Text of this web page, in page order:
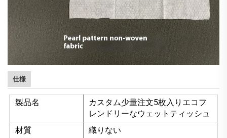
仕様
製品名
カスタム少量注文5枚入りエコフ
レンドリーなウェットティッシュ
材質
織りない